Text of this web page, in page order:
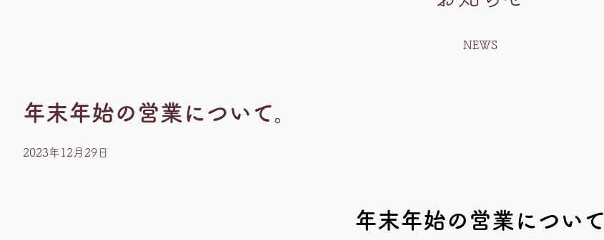
NEWS
年末年始の営業について。
2023年12月29日
年末年始の営業について